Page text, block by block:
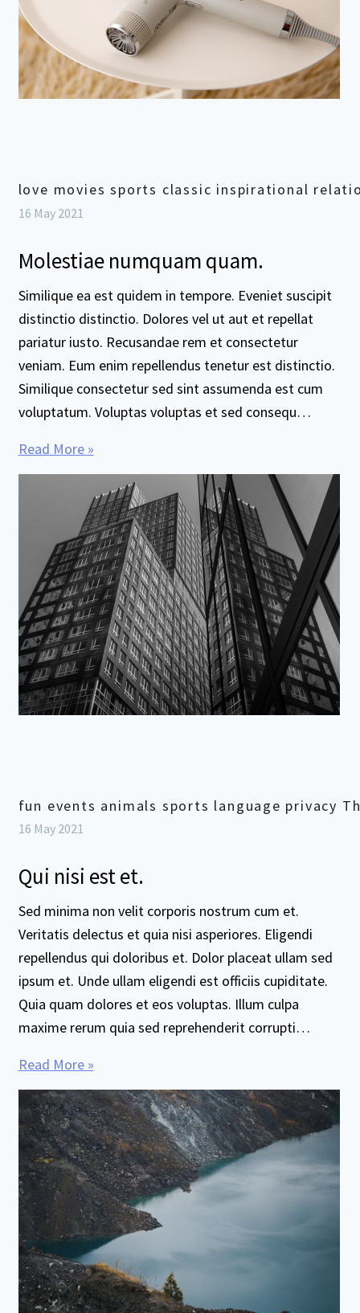
love movies sports classic inspirational
16 May 2021
Molestiae numquam quam.
Similique ea est quidem in tempore. Eveniet suscipit
distinctio distinctio. Dolores vel ut aut et repellat
pariatur iusto. Recusandae rem et consectetur
veniam. Eum enim repellendus tenetur est distinctio.
Similique consectetur sed sint assumenda est cum
voluptatum. Voluptas voluptas et sed consequ…
Read More »
fun events animals sports language privacy
16 May 2021
Qui nisi est et.
Sed minima non velit corporis nostrum cum et.
Veritatis delectus et quia nisi asperiores. Eligendi
repellendus qui doloribus et. Dolor placeat ullam sed
ipsum et. Unde ullam eligendi est officiis cupiditate.
Quia quam dolores et eos voluptas. Illum culpa
maxime rerum quia sed reprehenderit corrupti…
Read More »